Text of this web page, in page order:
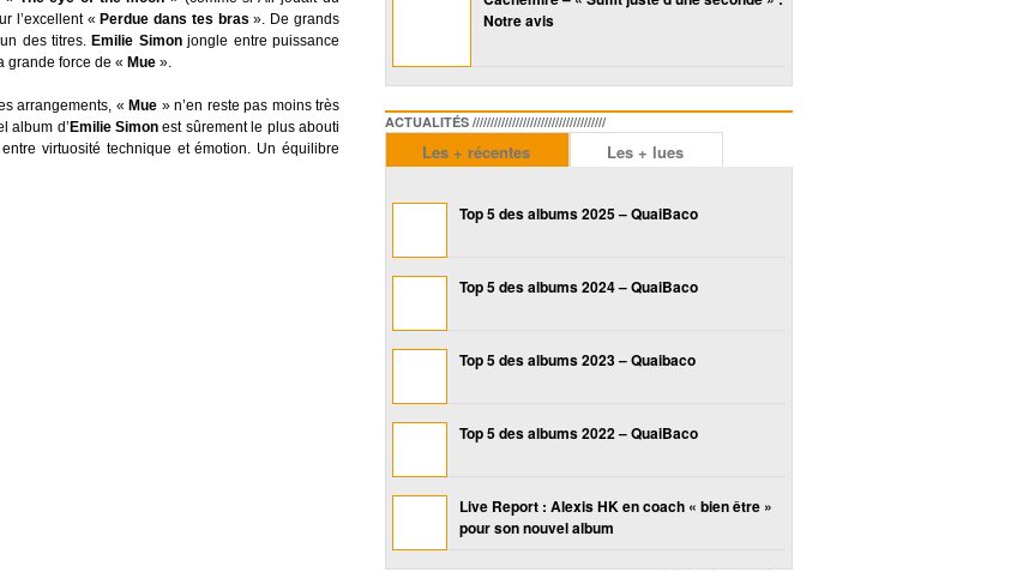
l’excellent « Perdue dans tes bras ». De grands
des titres. Emilie Simonjongle entre puissance
grande force de « Mue ».
arrangements, « Mue » n’en reste pas moins très
album d’ Emilie Simon est sûrement le plus abouti
virtuosité technique et émotion. Un équilibre
Notre avis
ACTUALITÉS /////////////////////////////////////
Les + récentes Les + lues
Top 5 des albums 2025 – QuaiBaco
Top 5 des albums 2024 – QuaiBaco
Top 5 des albums 2023 – Quaibaco
Top 5 des albums 2022 – QuaiBaco
Live Report : Alexis HK en coach « bien être »
pour son nouvel album